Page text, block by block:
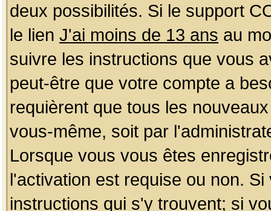
deux possibilités. Si le support
le lien J'ai moins de 13 ans au
suivre les instructions que vous
peut-être que votre compte a
requièrent que tous les
vous-même, soit par
Lorsque vous vous êtes
l'activation est requise ou non.
instructions qui s'y trouvent; si